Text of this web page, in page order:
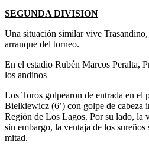
SEGUNDA DIVISION
Una situación similar vive
arranque del torneo.
En el estadio Rubén Marcos Peralta,
los andinos
Los Toros golpearon de entrada en el
Bielkiewicz (6’) con golpe de cabeza
Región de Los Lagos. Por su lado, la
sin embargo, la ventaja de los
mitad.